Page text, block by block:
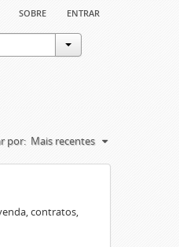
sobre entrar
por: Mais recentes
contratos,